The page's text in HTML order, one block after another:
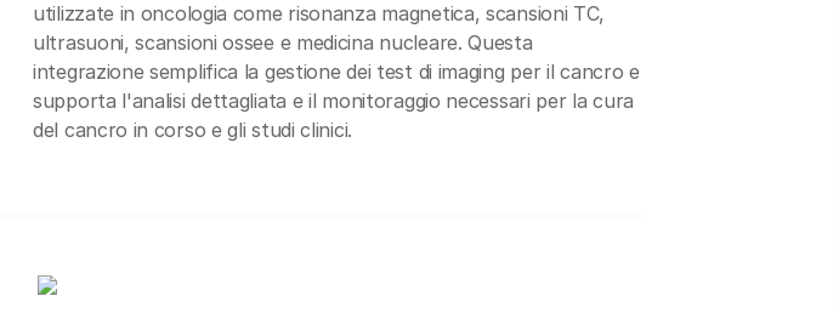
utilizzate in oncologia come risonanza magnetica, scansioni TC,
ultrasuoni, scansioni ossee e medicina nucleare. Questa
integrazione semplifica la gestione dei test di imaging per il cancro e
supporta l'analisi dettagliata e il monitoraggio necessari per la cura
del cancro in corso e gli studi clinici.